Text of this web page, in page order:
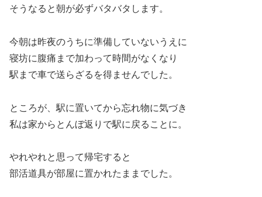
そうなると朝が必ずバタバタします。
今朝は昨夜のうちに準備していないうえに
寝坊に腹痛まで加わって時間がなくなり
駅まで車で送らざるを得ませんでした。
ところが、駅に置いてから忘れ物に気づき
私は家からとんぼ返りで駅に戻ることに。
やれやれと思って帰宅すると
部活道具が部屋に置かれたままでした。